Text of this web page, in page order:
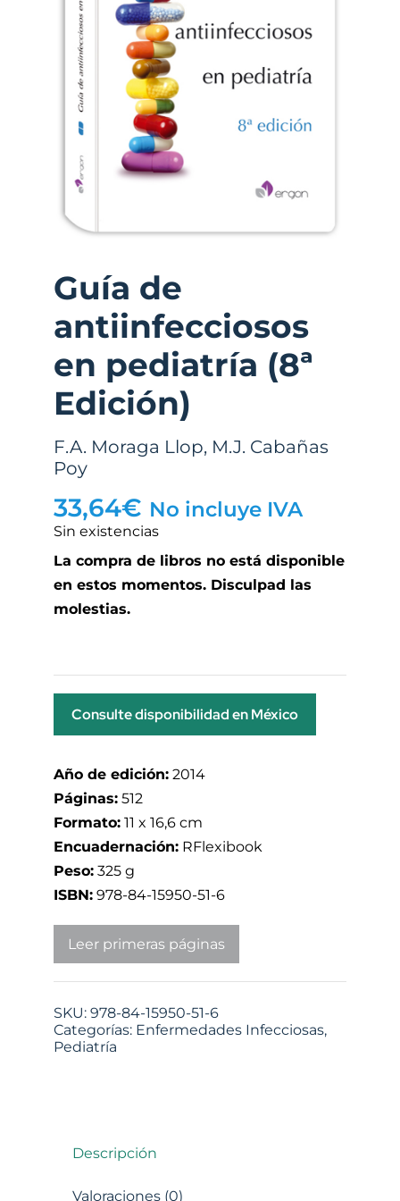
Guía de
antiinfecciosos
en pediatría (8ª
Edición)
F.A. Moraga Llop, M.J. Cabañas
Poy
33,64€ No incluye IVA
Sin existencias
La compra de libros no está disponible
en estos momentos. Disculpad las
molestias.
Consulte disponibilidad en México
Año de edición: 2014
Páginas: 512
Formato: 11 x 16,6 cm
Encuadernación: RFlexibook
Peso: 325 g
ISBN: 978-84-15950-51-6
Leer primeras páginas
SKU: 978-84-15950-51-6
Categorías: Enfermedades Infecciosas,
Pediatría
Descripción
Valoraciones (0)